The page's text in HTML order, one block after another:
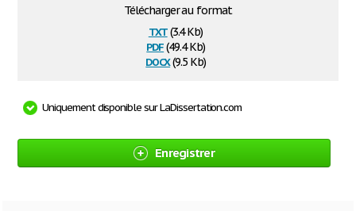
Télécharger au format
txt(3.4 Kb)
pdf(49.4 Kb)
docx(9.5 Kb)
Uniquement disponible sur LaDissertation.com
Enregistrer